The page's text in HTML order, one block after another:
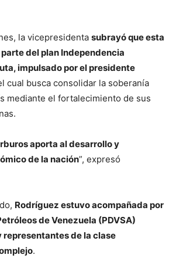
la vicepresidenta subrayó que esta
del plan Independencia
impulsado por el presidente
cual busca consolidar la soberanía
mediante el fortalecimiento de sus
aporta al desarrollo y
de la nación”, expresó
Rodríguez estuvo acompañada por
de Venezuela (PDVSA)
representantes de la clase
.